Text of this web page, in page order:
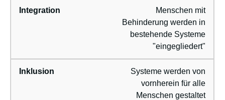
Menschen mit
Behinderung werden in
bestehende Systeme
"eingegliedert"
Systeme werden von
vornherein für alle
Menschen gestaltet